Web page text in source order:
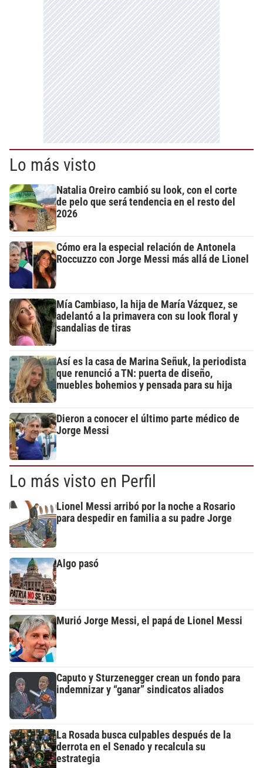
Lo más visto
Natalia Oreiro cambió su look, con el corte
de pelo que será tendencia en el resto del
2026
Cómo era la especial relación de Antonela
Roccuzzo con Jorge Messi más allá de Lionel
Mía Cambiaso, la hija de María Vázquez, se
adelantó a la primavera con su look floral y
sandalias de tiras
Así es la casa de Marina Señuk, la periodista
que renunció a TN: puerta de diseño,
muebles bohemios y pensada para su hija
Dieron a conocer el último parte médico de
Jorge Messi
Lo más visto en Perfil
Lionel Messi arribó por la noche a Rosario
para despedir en familia a su padre Jorge
Algo pasó
Murió Jorge Messi, el papá de Lionel Messi
Caputo y Sturzenegger crean un fondo para
indemnizar y “ganar” sindicatos aliados
La Rosada busca culpables después de la
derrota en el Senado y recalcula su
estrategia